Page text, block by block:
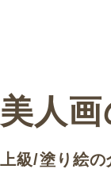
美人
上級/塗り絵の